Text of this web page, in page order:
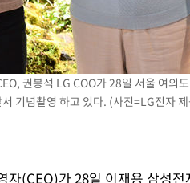
권봉석 LG COO가 28일 서울 여의
기념촬영 하고 있다. (사진=LG전자
(CEO)가 28일 이재용 삼성전